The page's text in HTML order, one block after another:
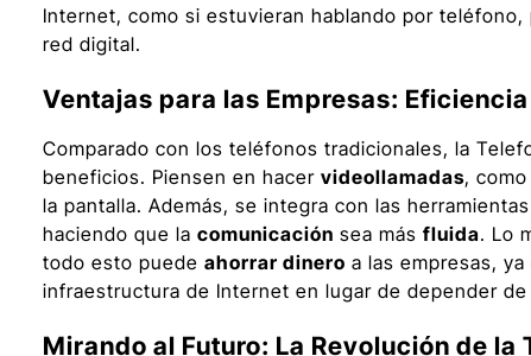
Internet, como si estuvieran hablando por teléfono,
red digital.
Ventajas para las Empresas:
Comparado con los teléfonos tradicionales, la
beneficios. Piensen en hacer videollamadas,
la pantalla. Además, se integra con las
haciendo que la comunicación sea más fluida. Lo
todo esto puede ahorrar dinero a las empresas,
infraestructura de Internet en lugar de depender
Mirando al Futuro: La Revolución de la